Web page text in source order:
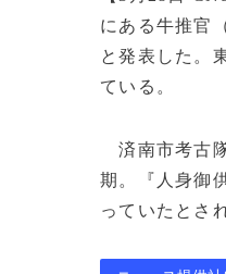
にある牛推官
と発表した。
ている。
済南市考古
期。『人身御
っていたとさ